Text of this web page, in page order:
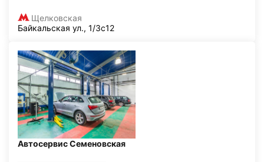
Щелковская
Байкальская ул., 1/3с12
Автосервис Семеновская